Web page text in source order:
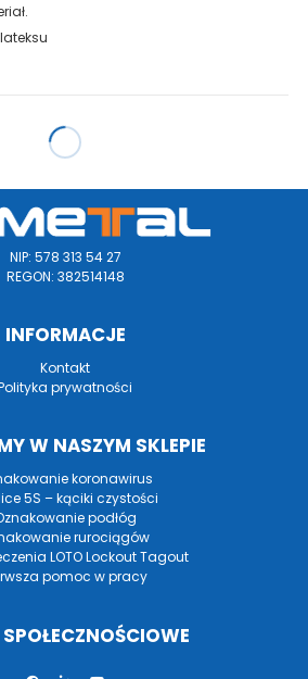
NIP: 578 313 54 27
REGON: 382514148
INFORMACJE
Kontakt
prywatności
W NASZYM SKLEPIE
koronawirus
5S – kąciki czystości
podłóg
rurociągów
LOTO Lockout Tagout
pomoc w pracy